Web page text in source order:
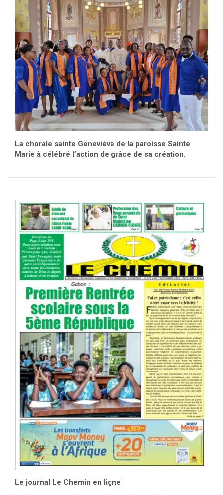
La chorale sainte Geneviève de la paroisse Sainte
Marie à célébré l’action de grâce de sa création.
Le journal Le Chemin en ligne